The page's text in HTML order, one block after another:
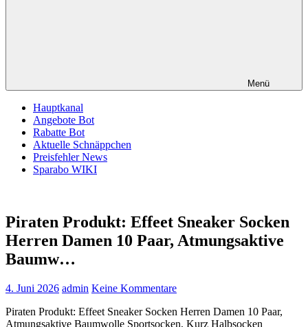
Menü
Hauptkanal
Angebote Bot
Rabatte Bot
Aktuelle Schnäppchen
Preisfehler News
Sparabo WIKI
Piraten Produkt: Effeet Sneaker Socken
Herren Damen 10 Paar, Atmungsaktive
Baumw…
4. Juni 2026 admin Keine Kommentare
Piraten Produkt: Effeet Sneaker Socken Herren Damen 10 Paar,
Atmungsaktive Baumwolle Sportsocken, Kurz Halbsocken